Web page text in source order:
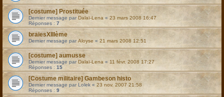
[costume] Prostituée
Dernier message par Dalaï-Lena « 23 mars 2008 16:47
Réponses : 7
braiesXIIIème
Dernier message parAloyse « 21 mars 2008 12:51
[costume] aumusse
Dernier message par Dalaï-Lena « 11 févr. 2008 17:27
Réponses : 15
[Costume militaire] Gambeson histo
Dernier message par Lolek « 23 nov. 2007 21:58
Réponses : 9